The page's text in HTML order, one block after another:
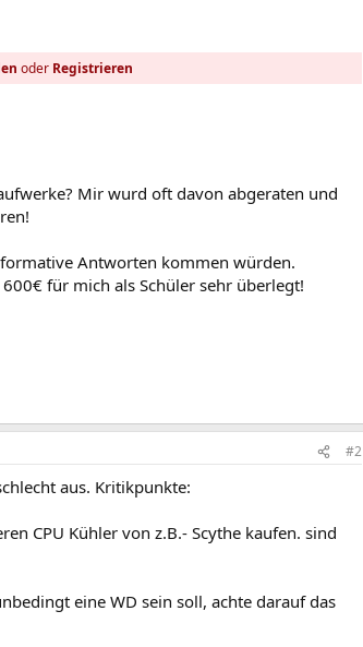
oder Registrieren
Mir wurd oft davon abgeraten und
Antworten kommen würden.
für mich als Schüler sehr überlegt!
#2
aus. Kritikpunkte:
CPU Kühler von z.B.- Scythe kaufen. sind
eine WD sein soll, achte darauf das